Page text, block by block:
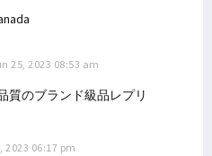
25, 2023 08:53 am
質のブランド級品レプリ
2023 06:17 pm